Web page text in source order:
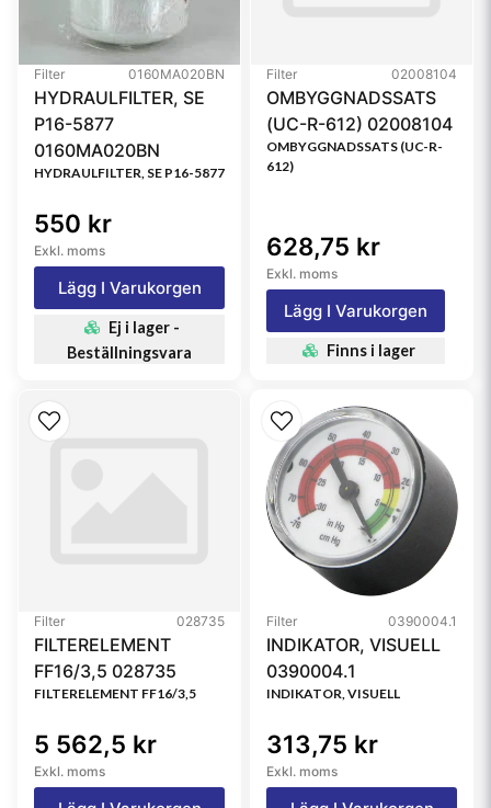
1457429065, 1475429065, P900003, 6233130,
EH6233130, 1495490M91, 1495491M91, 021824,
21824, C368401, ABU8510, 09395886, ABU8510,
EH6233130, EH6233130
Filter 0160MA020BN
HYDRAULFILTER, SE
P16-5877
0160MA020BN
HYDRAULFILTER, SE P16-5877
550 kr
Exkl. moms
Lägg I Varukorgen
Ej i lager -
Beställningsvara
Filter 02008104
OMBYGGNADSSATS
(UC-R-612) 02008104
OMBYGGNADSSATS (UC-R-
612)
628,75 kr
Exkl. moms
Lägg I Varukorgen
Finns i lager
Filter 028735
FILTERELEMENT
FF16/3,5 028735
FILTERELEMENT FF16/3,5
5 562,5 kr
Exkl. moms
Filter 0390004.1
INDIKATOR, VISUELL
0390004.1
INDIKATOR, VISUELL
313,75 kr
Exkl. moms